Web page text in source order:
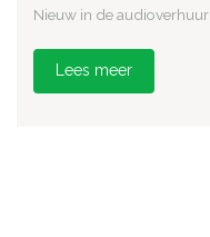
Nieuw in de audioverhuur
Lees meer